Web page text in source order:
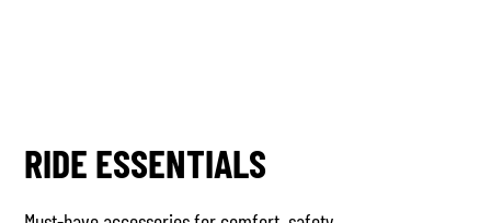
RIDE ESSENTIALS